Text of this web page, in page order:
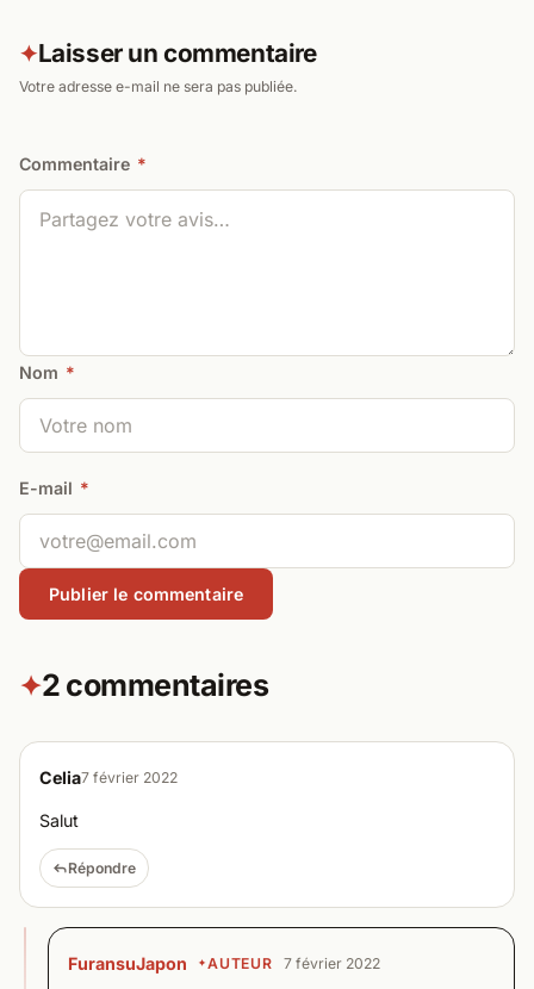
✦Laisser un commentaire
Votre adresse e-mail ne sera pas publiée.
Commentaire *
Nom *
E-mail *
✦2 commentaires
Celia7 février 2022
Salut
Répondre
FuransuJapon AUTEUR 7 février 2022